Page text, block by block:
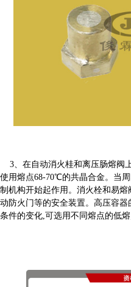
3、在自动消火桂和离压肠熔阀
使用熔点68-70℃的共晶合金。当
制机构开始起作用。消火栓和易
动防火门等的安全装置。高压容
条件的变化,可选用不同熔点的低熔